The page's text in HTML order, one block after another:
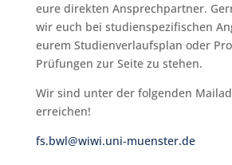
eure direkten Ansprechpartner.
wir euch bei studienspezifischen
eurem Studienverlaufsplan oder
Prüfungen zur Seite zu stehen.
Wir sind unter der folgenden
erreichen!
fs.bwl@wiwi.uni-muenster.de